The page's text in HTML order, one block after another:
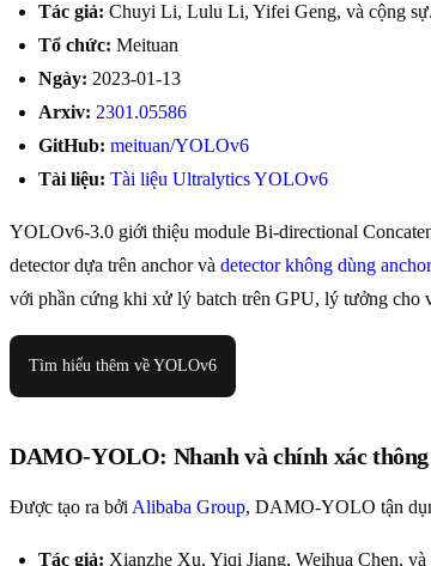
Tác giả: Chuyi Li, Lulu Li, Yifei Geng, và cộng sự.
Tổ chức: Meituan
Ngày: 2023-01-13
Arxiv: 2301.05586
GitHub: meituan/YOLOv6
Tài liệu: Tài liệu Ultralytics YOLOv6
YOLOv6-3.0 giới thiệu module Bi-directional
detector dựa trên anchor và detector không dùng anchor
với phần cứng khi xử lý batch trên GPU, lý tưởng cho
Tìm hiểu thêm về YOLOv6
DAMO-YOLO: Nhanh và chính xác thông
Được tạo ra bởi Alibaba Group, DAMO-YOLO tận
Tác giả: Xianzhe Xu, Yiqi Jiang, Weihua Chen, và